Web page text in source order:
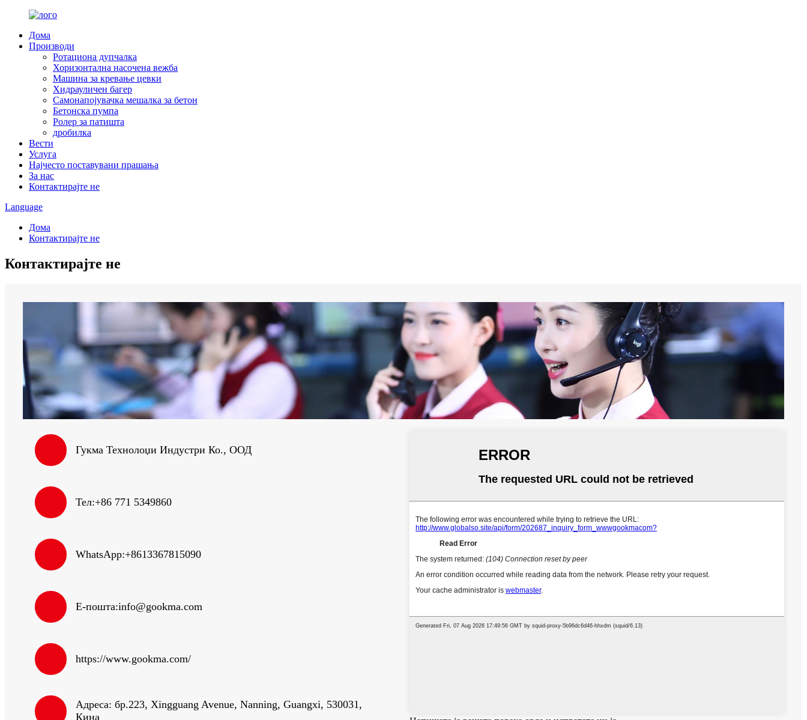
Дома
Производи
Ротациона дупчалка
Хоризонтална насочена вежба
Машина за кревање цевки
Хидрауличен багер
Самонапојувачка мешалка за бетон
Бетонска пумпа
Ролер за патишта
дробилка
Вести
Услуга
Најчесто поставувани прашања
За нас
Контактирајте не
Language
Дома
Контактирајте не
Контактирајте не
Гукма Технолоџи Индустри Ко., ООД
Тел:+86 771 5349860
WhatsApp:+8613367815090
Е-пошта:info@gookma.com
https://www.gookma.com/
Адреса: бр.223, Xingguang Avenue, Nanning, Guangxi, 530031,
Кина